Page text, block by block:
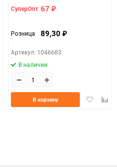
8cc6-b03af2b6059f
СуперОпт 67 ₽
Розница 89,30 ₽
Артикул: 1046683
В наличии
Добавить
В корзину